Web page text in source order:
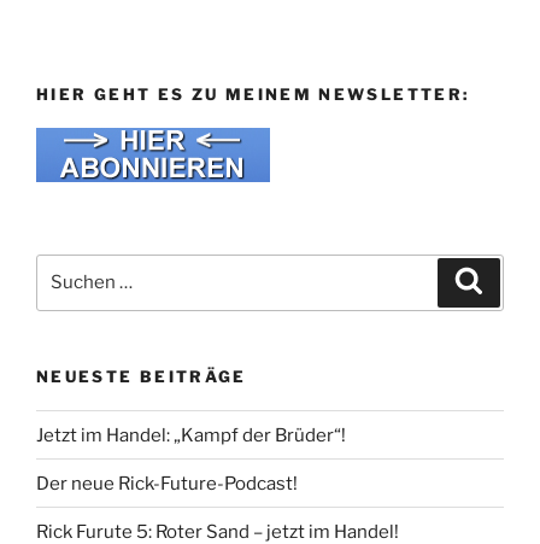
HIER GEHT ES ZU MEINEM NEWSLETTER:
nach:
NEUESTE BEITRÄGE
Jetzt im Handel: „Kampf der Brüder“!
Der neue Rick-Future-Podcast!
Rick Furute 5: Roter Sand – jetzt im Handel!